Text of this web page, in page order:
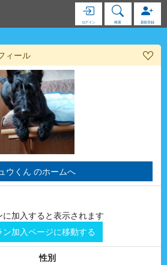
ログイン 検索 新規登録
ィール
ウくん のホームへ
に加入すると表示されます
ン加入ページに移動する
性別